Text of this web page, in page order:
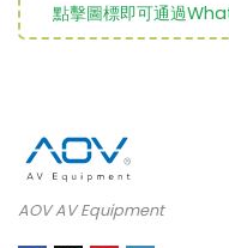
點擊圖標即可通過
AOV AV Equipment